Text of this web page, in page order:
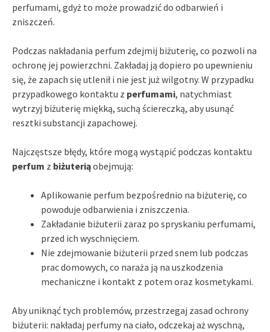
perfumami, gdyż to może prowadzić do odbarwień i
zniszczeń.
Podczas nakładania perfum zdejmij biżuterię, co pozwoli na
ochronę jej powierzchni. Zakładaj ją dopiero po upewnieniu
się, że zapach się utlenił i nie jest już wilgotny. W przypadku
przypadkowego kontaktu z perfumami, natychmiast
wytrzyj biżuterię miękką, suchą ściereczką, aby usunąć
resztki substancji zapachowej.
Najczęstsze błędy, które mogą wystąpić podczas kontaktu
perfum z biżuteriąobejmują:
Aplikowanie perfum bezpośrednio na biżuterię, co
powoduje odbarwienia i zniszczenia.
Zakładanie biżuterii zaraz po spryskaniu perfumami,
przed ich wyschnięciem.
Nie zdejmowanie biżuterii przed snem lub podczas
prac domowych, co naraża ją na uszkodzenia
mechaniczne i kontakt z potem oraz kosmetykami.
Aby uniknąć tych problemów, przestrzegaj zasad ochrony
biżuterii: nakładaj perfumy na ciało, odczekaj aż wyschną,